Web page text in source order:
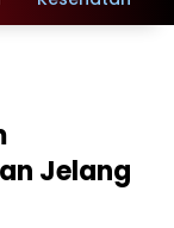
Jelang